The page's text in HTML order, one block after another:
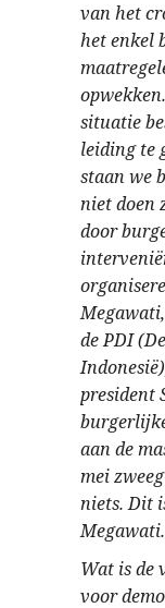
van het
het enkel
situatie
leiding te
staan we
niet doen
door
de PDI
president
aan de
mei
niets. Dit
Megawati.
Wat is de
voor